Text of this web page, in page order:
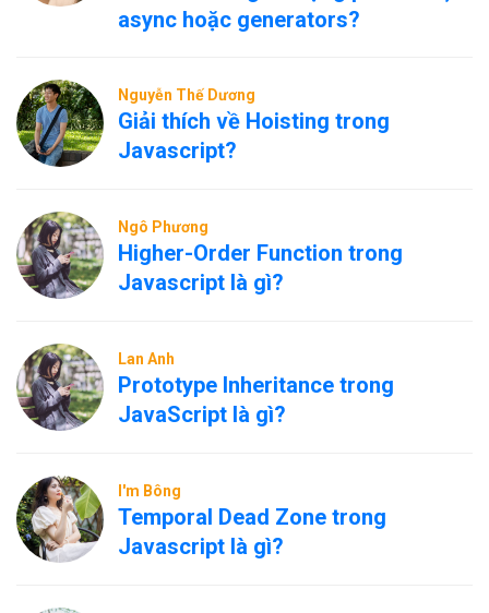
async hoặc generators?
Nguyễn Thế Dương
Giải thích về Hoisting trong
Javascript?
Ngô Phương
Higher-Order Function trong
Javascript là gì?
Lan Anh
Prototype Inheritance trong
JavaScript là gì?
I'm Bông
Temporal Dead Zone trong
Javascript là gì?